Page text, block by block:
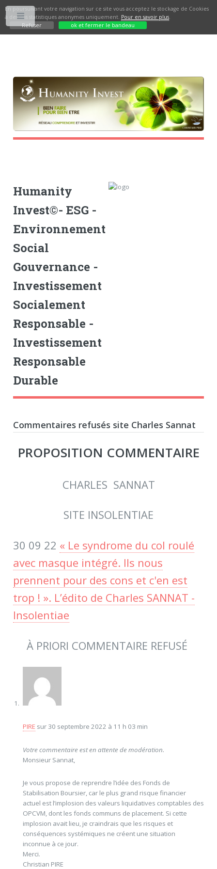
En poursuivant votre navigation sur ce site vous acceptez le stockage de Cookies
à des fins statistiques anonymes uniquement. Pour en savoir plus.
Refuser
ok et fermer le bandeau
Humanity
Invest©- ESG -
Environnement
Social
Gouvernance -
Investissement
Socialement
Responsable -
Investissement
Responsable
Durable
Commentaires refusés site Charles Sannat
PROPOSITION COMMENTAIRE
CHARLES SANNAT
SITE INSOLENTIAE
30 09 22 « Le syndrome du col roulé
avec masque intégré. Ils nous
prennent pour des cons et c'en est
trop ! ». L’édito de Charles SANNAT -
Insolentiae
À PRIORI COMMENTAIRE REFUSÉ
PIRE sur 30 septembre 2022 à 11 h 03 min
Votre commentaire est en attente de modération.
Monsieur Sannat,
Je vous propose de reprendre l’idée des Fonds de
Stabilisation Boursier, car le plus grand risque financier
actuel est l’implosion des valeurs liquidatives comptables des
OPCVM, dont les fonds communs de placement. Si cette
implosion avait lieu, je craindrais que les risques et
conséquences systémiques ne créent une situation
inconnue à ce jour.
Merci.
Christian PIRE
Toggle